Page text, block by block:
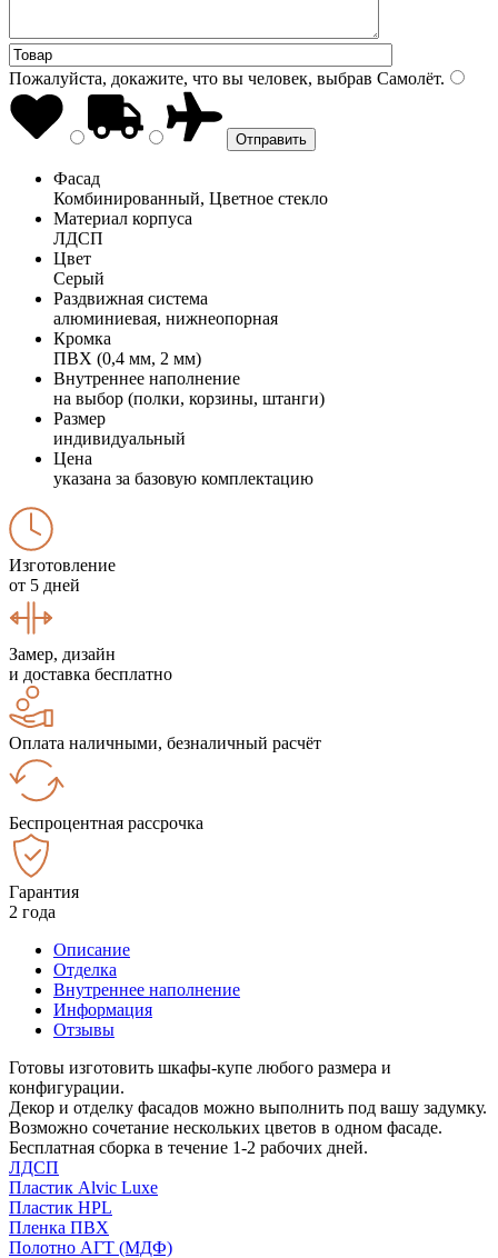
Пожалуйста, докажите, что вы человек, выбрав Самолёт.
Фасад
Комбинированный, Цветное стекло
Материал корпуса
ЛДСП
Цвет
Серый
Раздвижная система
алюминиевая, нижнеопорная
Кромка
ПВХ (0,4 мм, 2 мм)
Внутреннее наполнение
на выбор (полки, корзины, штанги)
Размер
индивидуальный
Цена
указана за базовую комплектацию
Изготовление
от 5 дней
Замер, дизайн
и доставка бесплатно
Оплата наличными, безналичный расчёт
Беспроцентная рассрочка
Гарантия
2 года
Описание
Отделка
Внутреннее наполнение
Информация
Отзывы
Готовы изготовить шкафы-купе любого размера и
конфигурации.
Декор и отделку фасадов можно выполнить под вашу задумку.
Возможно сочетание нескольких цветов в одном фасаде.
Бесплатная сборка в течение 1-2 рабочих дней.
ЛДСП
Пластик Alvic Luxe
Пластик HPL
Пленка ПВХ
Полотно АГТ (МДФ)